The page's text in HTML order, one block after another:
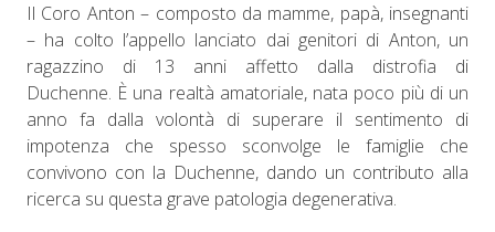
Il Coro Anton – composto da mamme, papà, insegnanti
– ha colto l’appello lanciato dai genitori di Anton, un
ragazzino di 13 anni affetto dalla distrofia di
Duchenne. È una realtà amatoriale, nata poco più di un
anno fa dalla volontà di superare il sentimento di
impotenza che spesso sconvolge le famiglie che
convivono con la Duchenne, dando un contributo alla
ricerca su questa grave patologia degenerativa.